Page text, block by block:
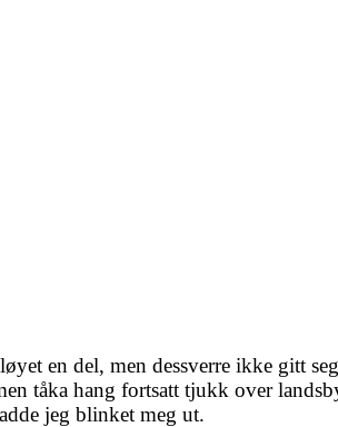
en del, men dessverre ikke gitt
tåka hang fortsatt tjukk over
jeg blinket meg ut.